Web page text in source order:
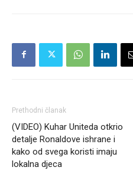
Prethodni članak
(VIDEO) Kuhar Uniteda otkrio
detalje Ronaldove ishrane i
kako od svega koristi imaju
lokalna djeca